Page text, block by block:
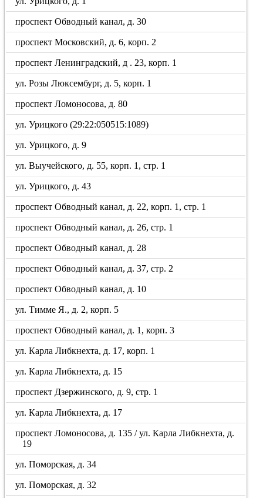
проспект Обводный канал, д. 30
проспект Московский, д. 6, корп. 2
проспект Ленинградский, д . 23, корп. 1
ул. Розы Люксембург, д. 5, корп. 1
проспект Ломоносова, д. 80
ул. Урицкого (29:22:050515:1089)
ул. Урицкого, д. 9
ул. Выучейского, д. 55, корп. 1, стр. 1
ул. Урицкого, д. 43
проспект Обводный канал, д. 22, корп. 1, стр. 1
проспект Обводный канал, д. 26, стр. 1
проспект Обводный канал, д. 28
проспект Обводный канал, д. 37, стр. 2
проспект Обводный канал, д. 10
ул. Тимме Я., д. 2, корп. 5
проспект Обводный канал, д. 1, корп. 3
ул. Карла Либкнехта, д. 17, корп. 1
ул. Карла Либкнехта, д. 15
проспект Дзержинского, д. 9, стр. 1
ул. Карла Либкнехта, д. 17
проспект Ломоносова, д. 135 / ул. Карла Либкнехта, д.
19
ул. Поморская, д. 34
ул. Поморская, д. 32